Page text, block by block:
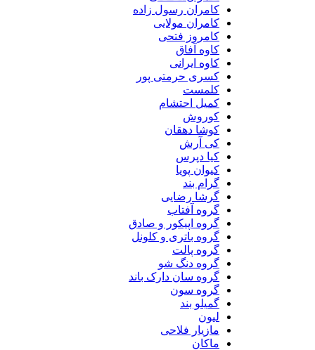
کامران رسول زاده
کامران مولایی
کامروز فتحی
کاوه آفاق
کاوه ایرانی
کسری حرمتی پور
کلمست
کمیل احتشام
کوروش
کوشا دهقان
کی آرش
کیا دپرس
کیوان پویا
گرام بند
گرشا رضایی
گروه آفتاب
گروه اپیکور و صادق
گروه باتری و کلونل
گروه پالت
گروه دنگ شو
گروه سان دارک باند
گروه سون
گمیلو بند
مازیار فلاحی